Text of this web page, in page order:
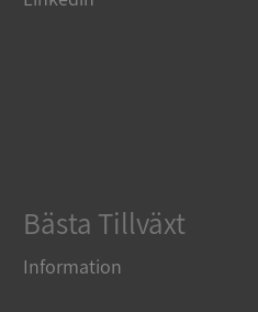
Bästa Tillväxt
InformationGoogle